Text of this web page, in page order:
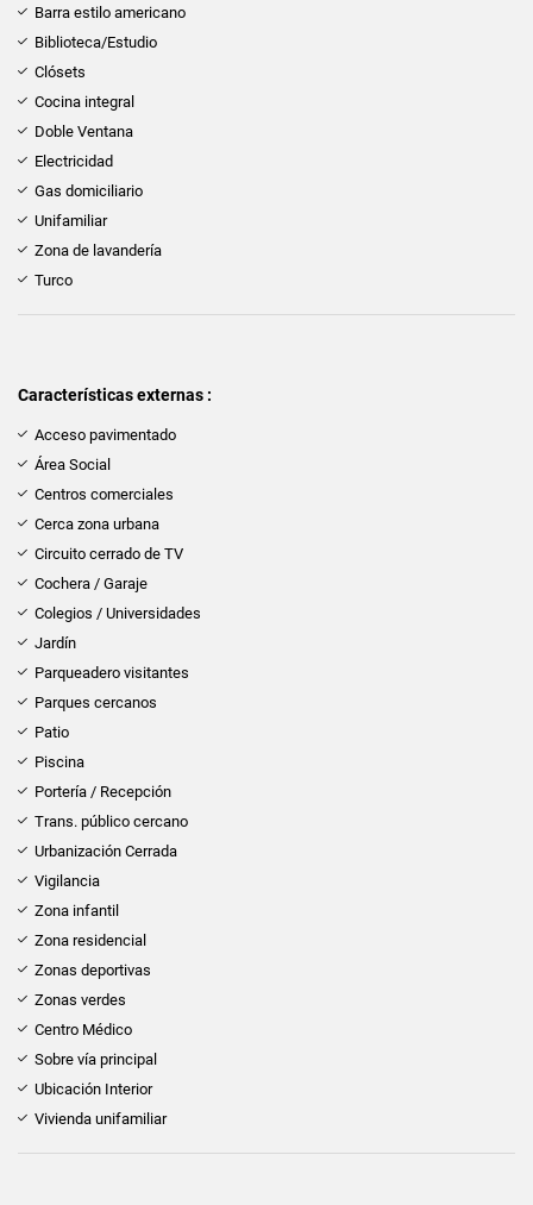
Barra estilo americano
Biblioteca/Estudio
Clósets
Cocina integral
Doble Ventana
Electricidad
Gas domiciliario
Unifamiliar
Zona de lavandería
Turco
Características externas :
Acceso pavimentado
Área Social
Centros comerciales
Cerca zona urbana
Circuito cerrado de TV
Cochera / Garaje
Colegios / Universidades
Jardín
Parqueadero visitantes
Parques cercanos
Patio
Piscina
Portería / Recepción
Trans. público cercano
Urbanización Cerrada
Vigilancia
Zona infantil
Zona residencial
Zonas deportivas
Zonas verdes
Centro Médico
Sobre vía principal
Ubicación Interior
Vivienda unifamiliar